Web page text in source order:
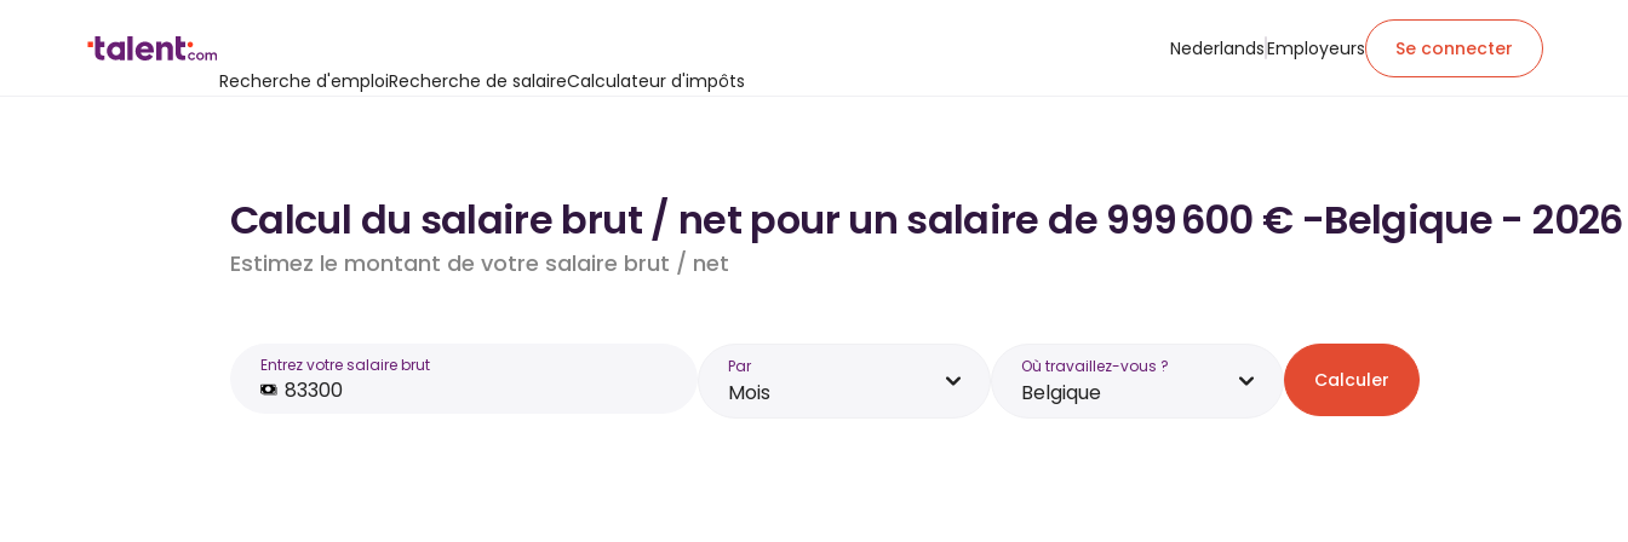
Recherche d'emploiRecherche de salaireCalculateur d'impôts
NederlandsEmployeurs Se connecter
Calcul du salaire brut / net pour un salaire de 999 600 € -Belgique - 2026
Estimez le montant de votre salaire brut / net
Entrez votre salaire brut Par
Mois
Où travaillez-vous ?
Belgique Calculer